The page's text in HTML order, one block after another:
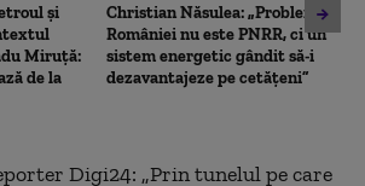
și
Miruță:
de la
Christian Năsulea: „Problema
României nu este PNRR, ci un
sistem energetic gândit să-i
dezavantajeze pe cetățeni”
Digi24: „Prin tunelul pe care